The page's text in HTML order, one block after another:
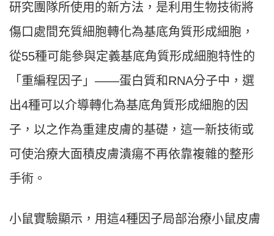
研究團隊所使用的新方法，是利用生物技術將
傷口處間充質細胞轉化為基底角質形成細胞，
從55種可能參與定義基底角質形成細胞特性的
「重編程因子」——蛋白質和RNA分子中，選
出4種可以介導轉化為基底角質形成細胞的因
子，以之作為重建皮膚的基礎，這一新技術或
可使治療大面積皮膚潰瘍不再依靠複雜的整形
手術。
小鼠實驗顯示，用這4種因子局部治療小鼠皮膚